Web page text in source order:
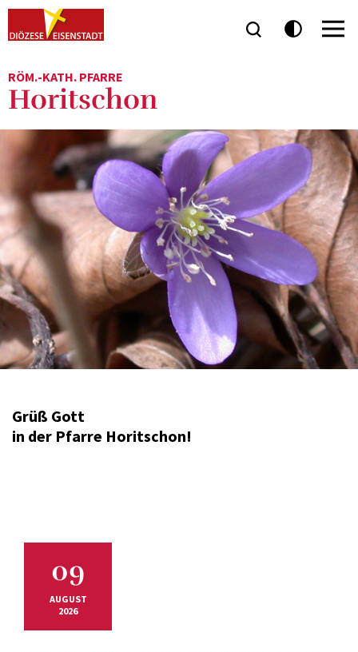
RÖM.-KATH. PFARRE
Horitschon
Grüß Gott
in der Pfarre Horitschon!
09
AUGUST
2026